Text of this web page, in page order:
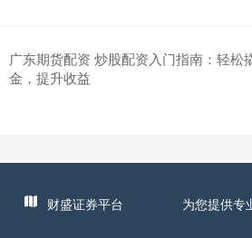
广东期货配资 炒股配资入门指南：轻松
金，提升收益
财盛证券平台 为您提供专